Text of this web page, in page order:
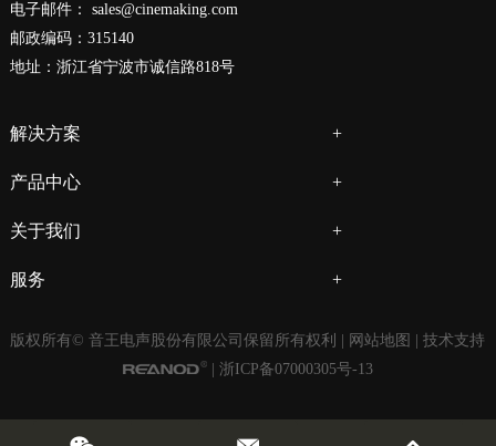
电子邮件： sales@cinemaking.com
邮政编码：315140
地址：浙江省宁波市诚信路818号
解决方案
产品中心
关于我们
服务
版权所有© 音王电声股份有限公司保留所有权利 | 网站地图
| 技术支持
浙ICP备07000305号-13